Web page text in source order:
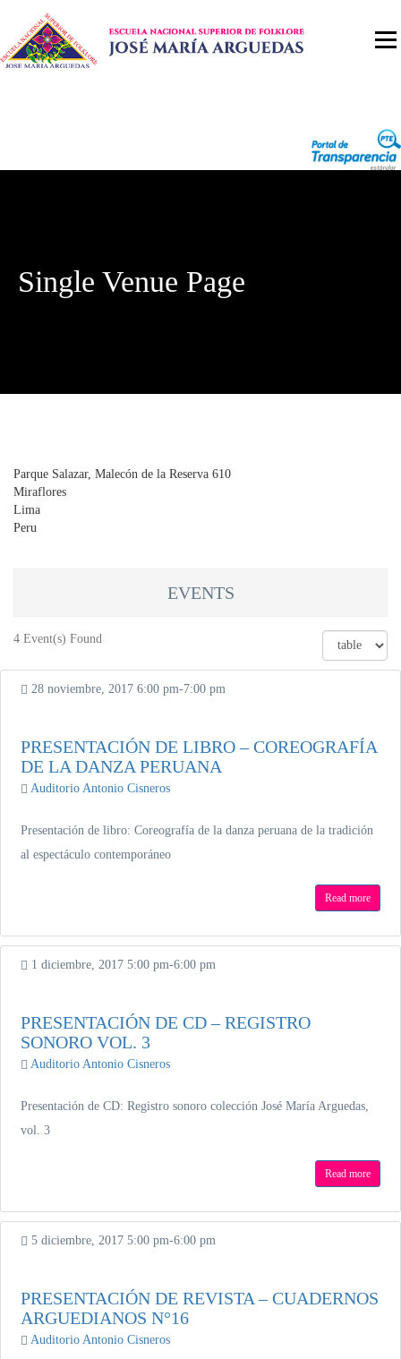
Single Venue Page
Parque Salazar, Malecón de la Reserva 610
Miraflores
Lima
Peru
EVENTS
4 Event(s) Found
28 noviembre, 2017 6:00 pm-7:00 pm
PRESENTACIÓN DE LIBRO – COREOGRAFÍA
DE LA DANZA PERUANA
Auditorio Antonio Cisneros
Presentación de libro: Coreografía de la danza peruana de la tradición
al espectáculo contemporáneo
Read more
1 diciembre, 2017 5:00 pm-6:00 pm
PRESENTACIÓN DE CD – REGISTRO
SONORO VOL. 3
Auditorio Antonio Cisneros
Presentación de CD: Registro sonoro colección José María Arguedas,
vol. 3
Read more
5 diciembre, 2017 5:00 pm-6:00 pm
PRESENTACIÓN DE REVISTA – CUADERNOS
ARGUEDIANOS N°16
Auditorio Antonio Cisneros